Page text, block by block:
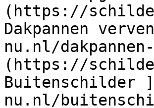
(https://
Dakpannen
nu.nl/
(https://
nu.nl/